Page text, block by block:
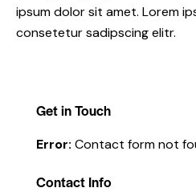
ipsum dolor sit amet. Lorem
consetetur sadipscing elitr.
Get in Touch
Error: Contact form not
Contact Info